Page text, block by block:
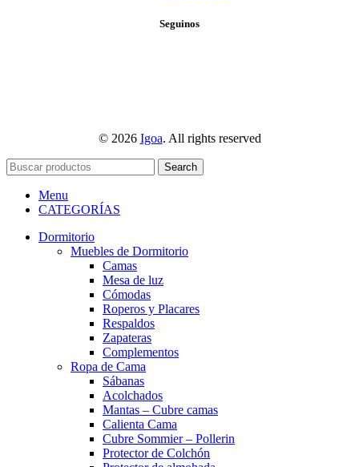
Seguinos
© 2026 Igoa. All rights reserved
Search
Menu
CATEGORÍAS
Dormitorio
Muebles de Dormitorio
Camas
Mesa de luz
Cómodas
Roperos y Placares
Respaldos
Zapateras
Complementos
Ropa de Cama
Sábanas
Acolchados
Mantas – Cubre camas
Calienta Cama
Cubre Sommier – Pollerin
Protector de Colchón